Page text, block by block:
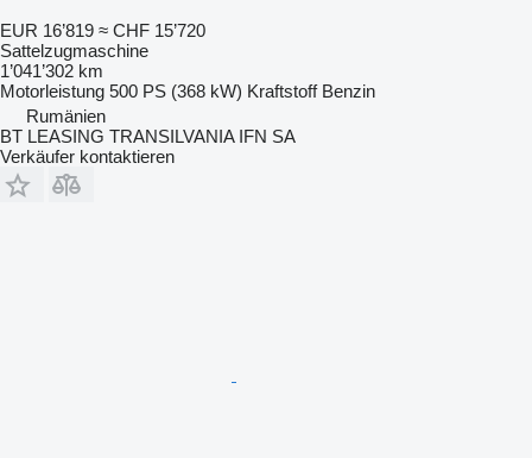
EUR 16’819 ≈ CHF 15’720
Sattelzugmaschine
1’041’302 km
Motorleistung 500 PS (368 kW) Kraftstoff Benzin
Rumänien
BT LEASING TRANSILVANIA IFN SA
Verkäufer kontaktieren